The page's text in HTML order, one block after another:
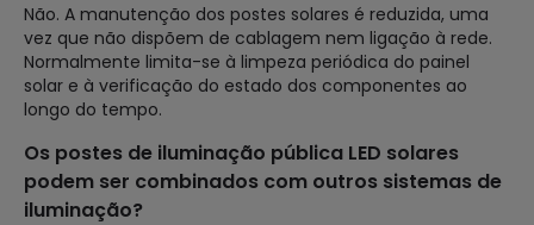
Não. A manutenção dos postes solares é reduzida, uma
vez que não dispõem de cablagem nem ligação à rede.
Normalmente limita-se à limpeza periódica do painel
solar e à verificação do estado dos componentes ao
longo do tempo.
Os postes de iluminação pública LED solares
podem ser combinados com outros sistemas de
iluminação?